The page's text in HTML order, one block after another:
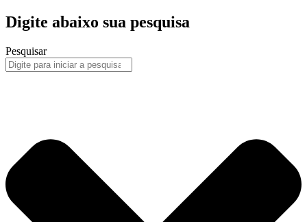
Digite abaixo sua pesquisa
Pesquisar